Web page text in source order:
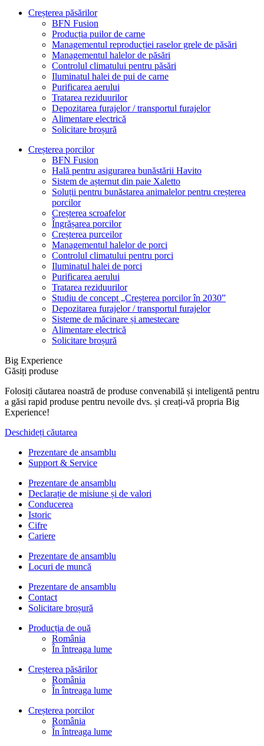
Creșterea păsărilor
BFN Fusion
Producția puilor de carne
Managementul reproducției raselor grele de păsări
Managementul halelor de păsări
Controlul climatului pentru păsări
Iluminatul halei de pui de carne
Purificarea aerului
Tratarea reziduurilor
Depozitarea furajelor / transportul furajelor
Alimentare electrică
Solicitare broșură
Creșterea porcilor
BFN Fusion
Hală pentru asigurarea bunăstării Havito
Sistem de așternut din paie Xaletto
Soluții pentru bunăstarea animalelor pentru creșterea
porcilor
Creșterea scroafelor
Îngrășarea porcilor
Creșterea purceilor
Managementul halelor de porci
Controlul climatului pentru porci
Iluminatul halei de porci
Purificarea aerului
Tratarea reziduurilor
Studiu de concept „Creșterea porcilor în 2030”
Depozitarea furajelor / transportul furajelor
Sisteme de măcinare și amestecare
Alimentare electrică
Solicitare broșură
Big Experience
Găsiți produse
Folosiți căutarea noastră de produse convenabilă și inteligentă pentru
a găsi rapid produse pentru nevoile dvs. și creați-vă propria Big
Experience!
Deschideți căutarea
Prezentare de ansamblu
Support & Service
Prezentare de ansamblu
Declarație de misiune și de valori
Conducerea
Istoric
Cifre
Cariere
Prezentare de ansamblu
Locuri de muncă
Prezentare de ansamblu
Contact
Solicitare broșură
Producția de ouă
România
În întreaga lume
Creșterea păsărilor
România
În întreaga lume
Creșterea porcilor
România
În întreaga lume